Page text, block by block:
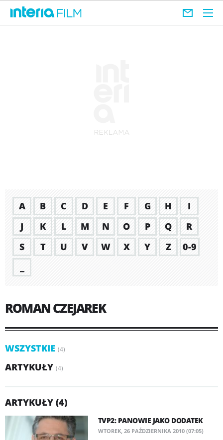
A B C D E F G H
I
J
K L M N O P Q
R
S
T U V W X Y Z
0-9
ROMAN CZEJAREK
WSZYSTKIE (4)
ARTYKUŁY (4)
ARTYKUŁY (4)
TVP2: PANOWIE JAKO DODATEK
WTOREK, 26 PAŹDZIERNIKA 2010 (07:05)